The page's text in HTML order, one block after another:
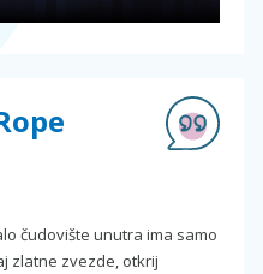
čudovište unutra ima samo
zlatne zvezde, otkrij